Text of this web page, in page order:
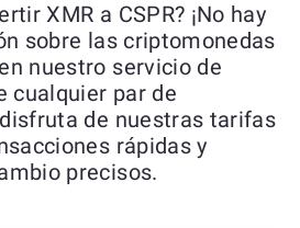
XMR a CSPR? ¡No hay
sobre las criptomonedas
nuestro servicio de
cualquier par de
de nuestras tarifas
rápidas y
precisos.